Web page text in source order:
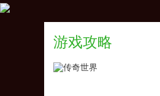
游戏攻略